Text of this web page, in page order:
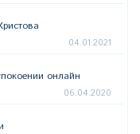
04.01.2021
онлайн
06.04.2020